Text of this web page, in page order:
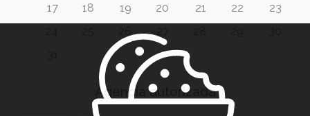
17
18 19 20 21 22
23
Agencia autorizada